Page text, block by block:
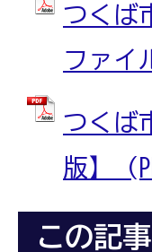
つくば
ファイ
つくば
版】
この記